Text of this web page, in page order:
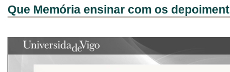
Que Memória ensinar com os